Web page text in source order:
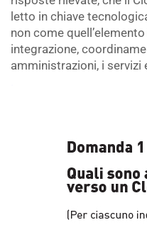
letto in chiave
non come
integrazione,
amministrazioni, i servizi